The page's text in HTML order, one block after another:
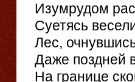
Изумрудом
Суетясь
Лес,
Даже поздней
На границе